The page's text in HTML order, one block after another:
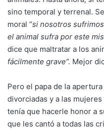
sino temporal y terrenal.
moral “si nosotros
el animal sufra por este
dice que maltratar a los
fácilmente grave”. Mejor
Pero el papa de la
divorciadas y a las
tenía que hacerle honor a
que les cantó a todas las